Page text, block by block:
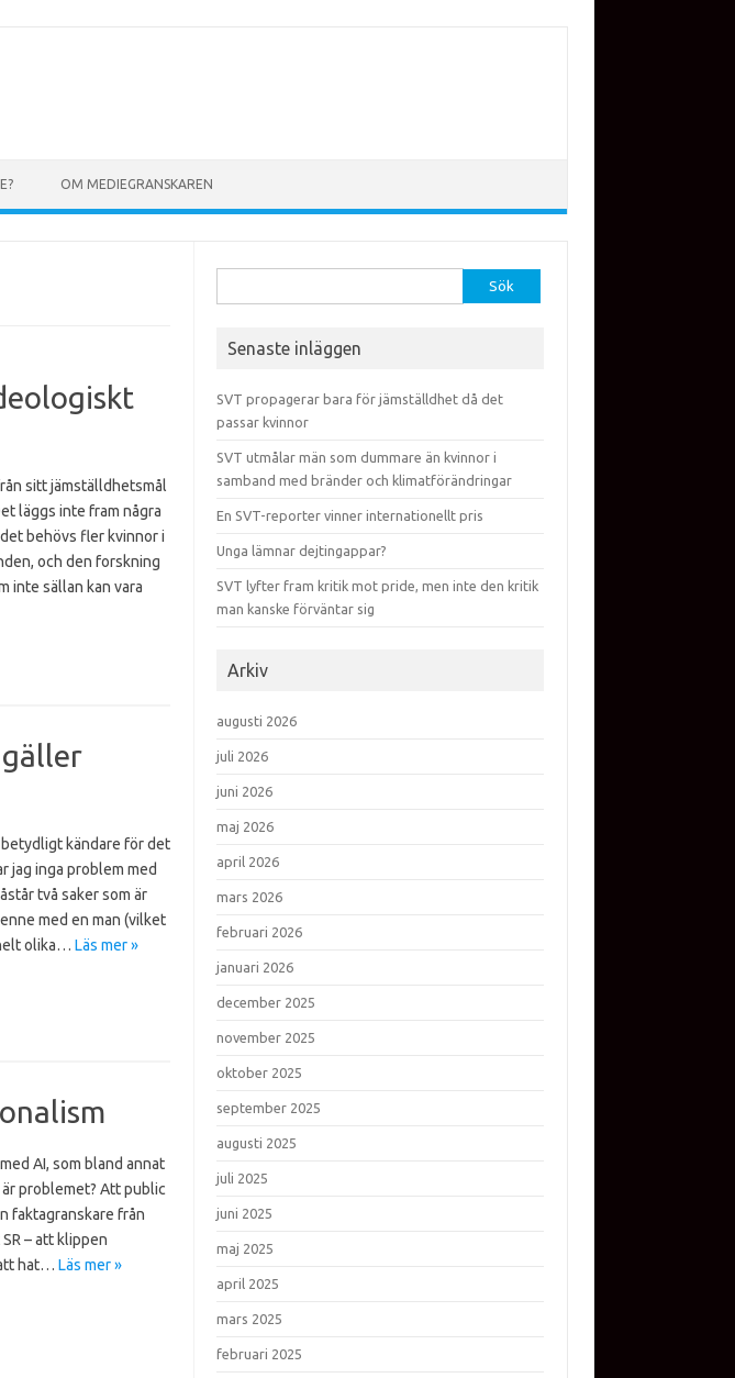
OM MEDIEGRANSKAREN
sitt jämställdhetsmål
läggs inte fram några
behövs fler kvinnor i
och den forskning
inte sällan kan vara
kändare för det
jag inga problem med
två saker som är
med en man (vilket
olika… Läs mer »
AI, som bland annat
problemet? Att public
faktagranskare från
– att klippen
hat… Läs mer »
Senaste inläggen
SVT propagerar bara för jämställdhet då det
passar kvinnor
SVT utmålar män som dummare än kvinnor i
samband med bränder och klimatförändringar
En SVT-reporter vinner internationellt pris
Unga lämnar dejtingappar?
SVT lyfter fram kritik mot pride, men inte den kritik
man kanske förväntar sig
Arkiv
augusti 2026
juli 2026
juni 2026
maj 2026
april 2026
mars 2026
februari 2026
januari 2026
december 2025
november 2025
oktober 2025
september 2025
augusti 2025
juli 2025
juni 2025
maj 2025
april 2025
mars 2025
februari 2025